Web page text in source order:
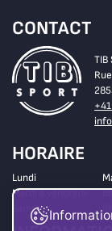
CONTACT
TIB
HORAIRE
Lundi
Mardi à vendredi
Samedi